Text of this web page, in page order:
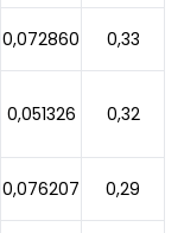
0,072860 0,33
0,051326 0,32
0,076207 0,29